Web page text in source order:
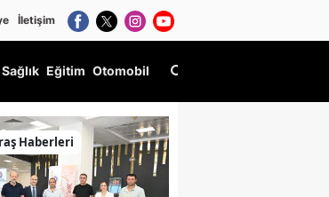
İletişim
Sağlık Eğitim Otomobil
Haberleri